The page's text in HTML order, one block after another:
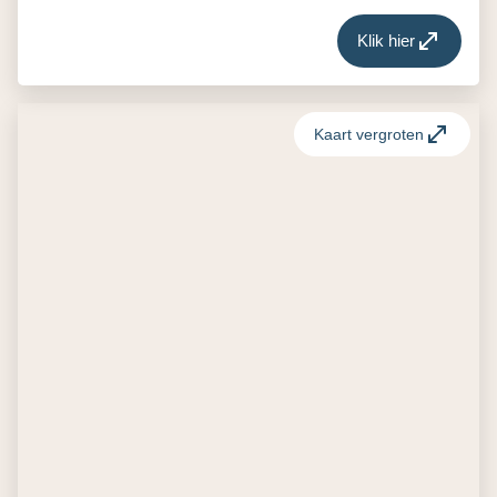
Klik hier
Kaart vergroten